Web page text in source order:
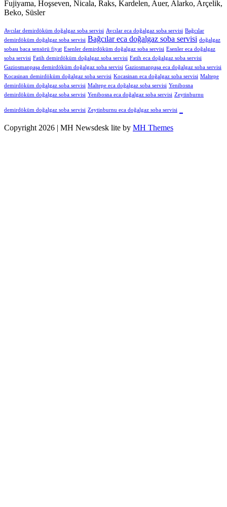
Fujiyama, Hoşseven, Nicala, Raks, Kardelen, Auer, Alarko, Arçelik,
Beko, Süsler
Avcılar demirdöküm doğalgaz soba servisi Avcılar eca doğalgaz soba servisi Bağcılar
demirdöküm doğalgaz soba servisi Bağcılar eca doğalgaz soba servisi doğalgaz
sobası baca sensörü fiyat Esenler demirdöküm doğalgaz soba servisi Esenler eca doğalgaz
soba servisi Fatih demirdöküm doğalgaz soba servisi Fatih eca doğalgaz soba servisi
Gaziosmanpaşa demirdöküm doğalgaz soba servisi Gaziosmanpaşa eca doğalgaz soba servisi
Kocasinan demirdöküm doğalgaz soba servisi Kocasinan eca doğalgaz soba servisi Maltepe
demirdöküm doğalgaz soba servisi Maltepe eca doğalgaz soba servisi Yenibosna
demirdöküm doğalgaz soba servisi Yenibosna eca doğalgaz soba servisi Zeytinburnu
demirdöküm doğalgaz soba servisi Zeytinburnu eca doğalgaz soba servisi
Copyright 2026 | MH Newsdesk lite by MH Themes